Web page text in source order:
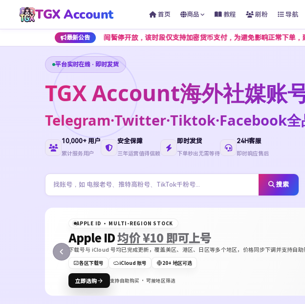
TGX Account 首页 商品 教程 刷粉 导航
最新公告
1 点至早上 7 点期间暂停开放，该时段仅支持加密货币支付，为避免影响正常下单，建议提前安排
平台实时在线 · 即时发货
TGX Account海外社媒账
Telegram·Twitter·Tiktok·Facebook全
10,000+ 用户
累计服务用户
安全保障
三年运营值得信赖
即时发货
下单秒出无需等待
24H客服
即时响应售后
搜索
APPLE ID · MULTI-REGION STOCK
Apple ID均价 ¥10 即可上号
下载号与 iCloud 号均已完成更新，覆盖美区、港区、日区等多个地区，价格同步下调并支持自助
各区下载号 iCloud 账号 20+ 地区可选
立即选购 支持自助购买 · 可按地区筛选